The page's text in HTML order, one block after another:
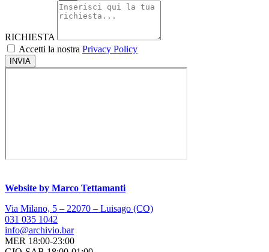
RICHIESTA
Accetti la nostra Privacy Policy
INVIA
Website by Marco Tettamanti
Via Milano, 5 – 22070 – Luisago (CO)
031 035 1042
info@archivio.bar
MER 18:00-23:00